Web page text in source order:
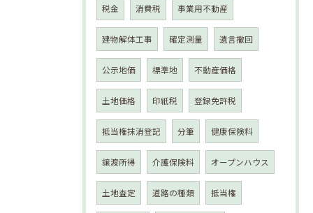
税金 消費税 事業用不動産
建物解体工事 確定測量 遺言撤回
公示地価 標準地 不動産価格
土地価格 印紙税 登録免許税
抵当権抹消登記 分筆 健康保険料
譲渡所得 介護保険料 オープンハウス
土地査定 道路の種類 抵当権